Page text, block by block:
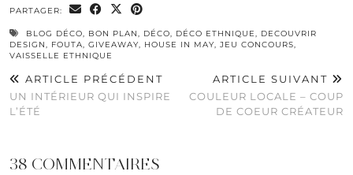
PARTAGER:
BLOG DÉCO, BON PLAN, DÉCO, DÉCO ETHNIQUE, DECOUVRIR
DESIGN, FOUTA, GIVEAWAY, HOUSE IN MAY, JEU CONCOURS,
VAISSELLE ETHNIQUE
ARTICLE PRÉCÉDENT
UN INTÉRIEUR QUI INSPIRE
L’ÉTÉ
ARTICLE SUIVANT
COULEUR LOCALE – COUP
DE COEUR CRÉATEUR
38 COMMENTAIRES